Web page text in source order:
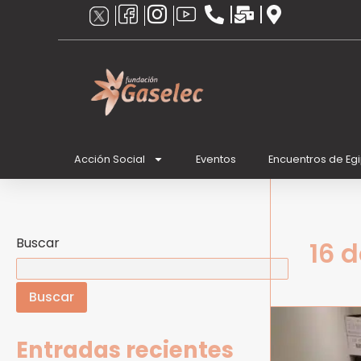
Acción Social Eventos Encuentros de
Buscar
Buscar
Entradas recientes
16